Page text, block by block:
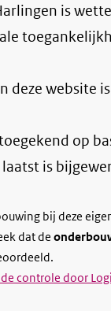
is
deze website
op
is
bij deze
dat de
controle door